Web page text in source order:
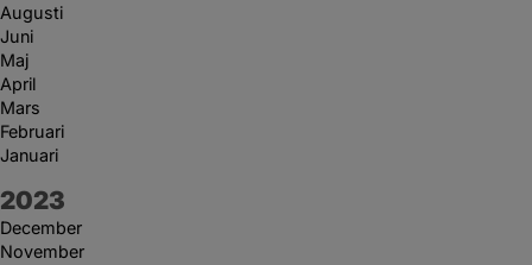
Augusti
Juni
Maj
April
Mars
Februari
Januari
År:
2023
December
November